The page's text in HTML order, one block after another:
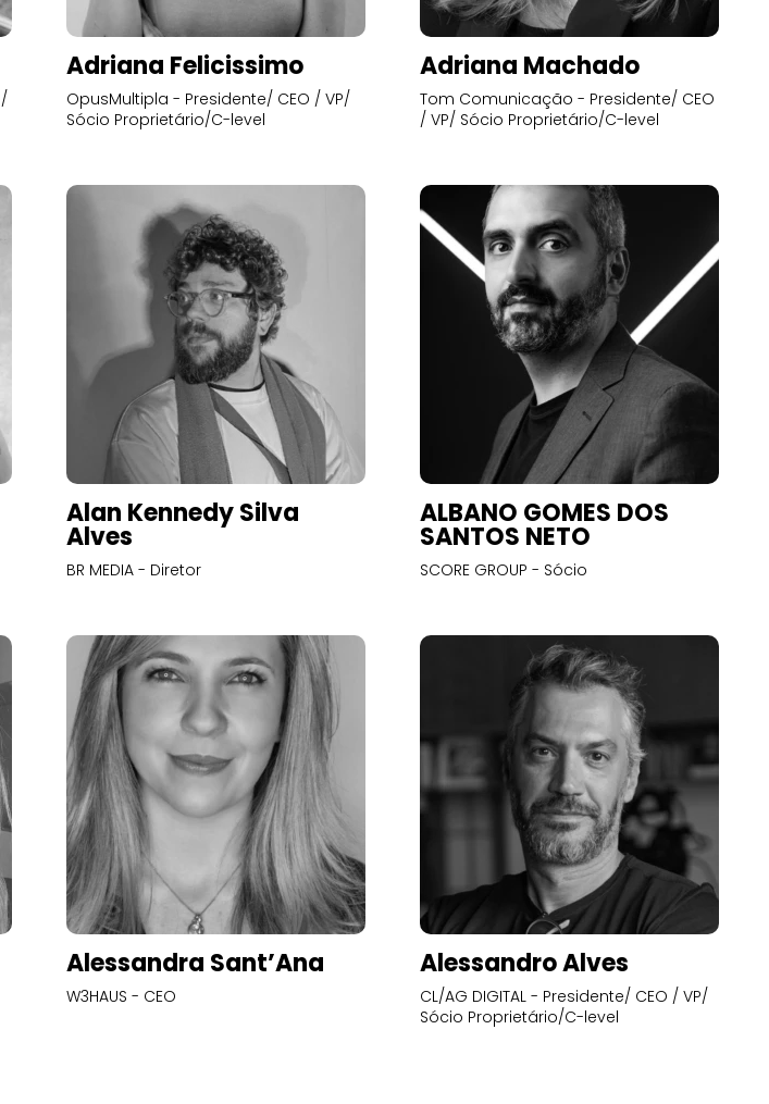
Adriana Felicissimo
OpusMultipla - Presidente/ CEO / VP/
Sócio Proprietário/C-level
Adriana Machado
Tom Comunicação - Presidente/ CEO
/ VP/ Sócio Proprietário/C-level
Alan Kennedy Silva
Alves
BR MEDIA - Diretor
ALBANO GOMES DOS
SANTOS NETO
SCORE GROUP - Sócio
Alessandra Sant’Ana
W3HAUS - CEO
Alessandro Alves
CL/AG DIGITAL - Presidente/ CEO / VP/
Sócio Proprietário/C-level